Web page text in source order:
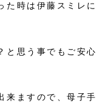
た時は伊藤スミレに
と思う事でもご安心
来ますので、母子手